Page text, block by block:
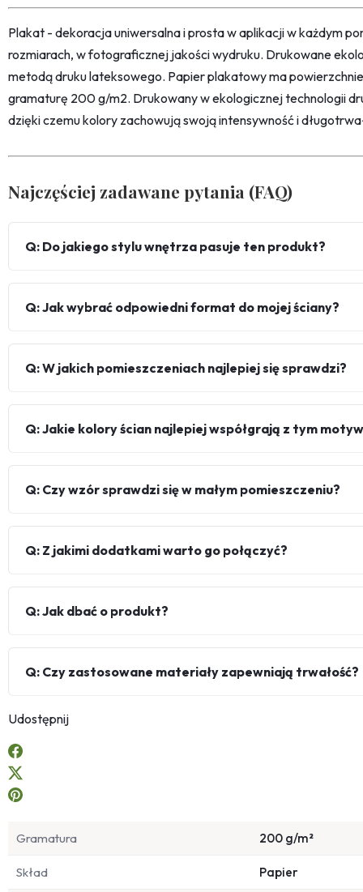
Plakat - dekoracja uniwersalna i prosta w aplikacji w każdym
rozmiarach, w fotograficznej jakości wydruku. Drukowane
metodą druku lateksowego. Papier plakatowy ma
gramaturę 200 g/m2. Drukowany w ekologicznej technologii
dzięki czemu kolory zachowują swoją intensywność i
Najczęściej zadawane pytania (FAQ)
Q: Do jakiego stylu wnętrza pasuje ten produkt?
Q: Jak wybrać odpowiedni format do mojej ściany?
Q: W jakich pomieszczeniach najlepiej się sprawdzi?
Q: Jakie kolory ścian najlepiej współgrają z tym
Q: Czy wzór sprawdzi się w małym pomieszczeniu?
Q: Z jakimi dodatkami warto go połączyć?
Q: Jak dbać o produkt?
Q: Czy zastosowane materiały zapewniają trwałość?
Udostępnij
Gramatura 200 g/m²
Skład Papier